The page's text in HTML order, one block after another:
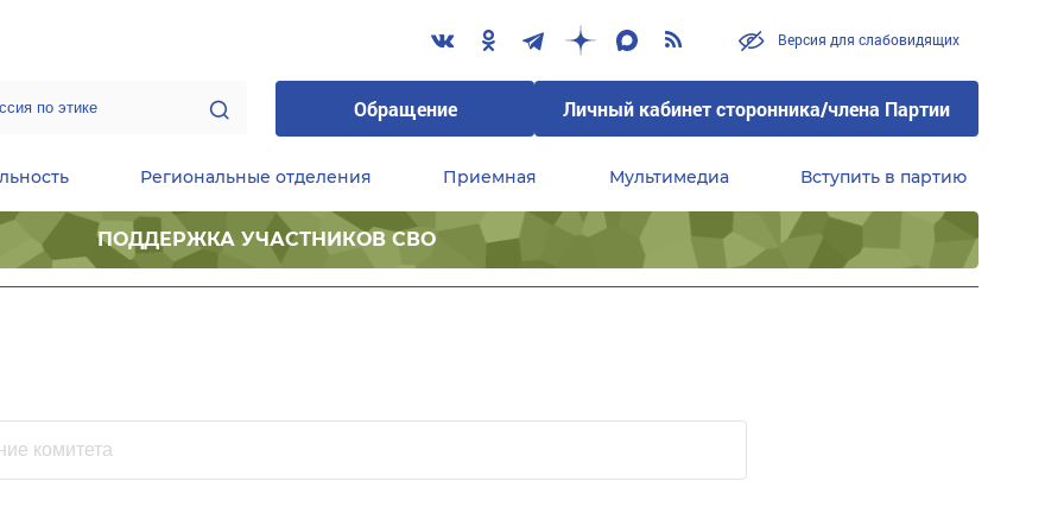
Версия для слабовидящих
Обращение Личный кабинет сторонника/члена Партии
Региональные отделения Приемная Мультимедиа Вступить в партию
ПОДДЕРЖКА УЧАСТНИКОВ СВО